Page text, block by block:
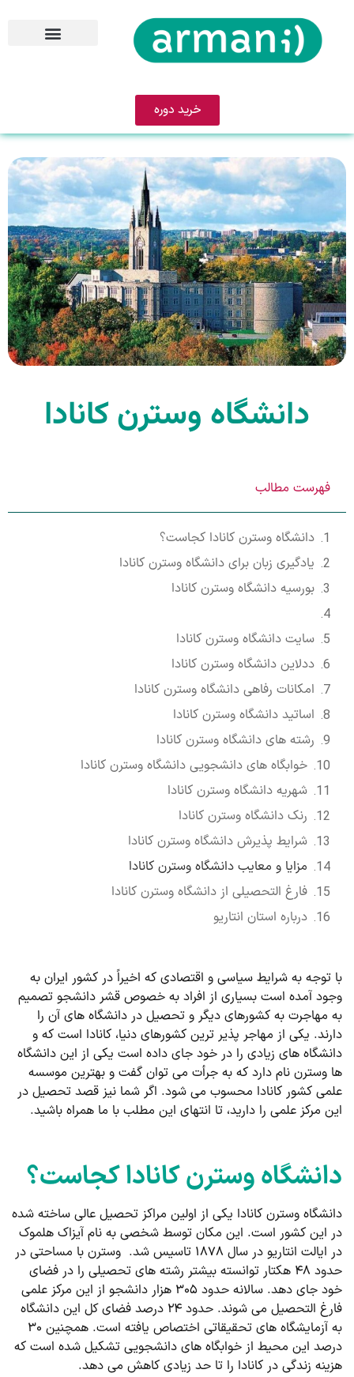
خرید دوره
دانشگاه وسترن کانادا
فهرست مطالب
دانشگاه وسترن کانادا کجاست؟
یادگیری زبان برای دانشگاه وسترن کانادا
بورسیه دانشگاه وسترن کانادا
سایت دانشگاه وسترن کانادا
ددلاین دانشگاه وسترن کانادا
امکانات رفاهی دانشگاه وسترن کانادا
اساتید دانشگاه وسترن کانادا
رشته های دانشگاه وسترن کانادا
خوابگاه های دانشجویی دانشگاه وسترن کانادا
شهریه دانشگاه وسترن کانادا
رنک دانشگاه وسترن کانادا
شرایط پذیرش دانشگاه وسترن کانادا
مزایا و معایب دانشگاه وسترن کانادا
فارغ التحصیلی از دانشگاه وسترن کانادا
درباره استان انتاریو
با توجه به شرایط سیاسی و اقتصادی که اخیراً در کشور ایران به
وجود آمده است بسیاری از افراد به خصوص قشر دانشجو تصمیم
به مهاجرت به کشورهای دیگر و تحصیل در دانشگاه های آن را
دارند. یکی از مهاجر پذیر ترین کشورهای دنیا، کانادا است که و
دانشگاه های زیادی را در خود جای داده است یکی از این دانشگاه
ها وسترن نام دارد که به جرأت می‌ توان گفت و بهترین موسسه
علمی کشور کانادا محسوب می شود. اگر شما نیز قصد تحصیل در
این مرکز علمی را دارید، تا انتهای این مطلب با ما همراه باشید.
دانشگاه وسترن کانادا کجاست؟
دانشگاه وسترن کانادا یکی از اولین مراکز تحصیل عالی ساخته شده
در این کشور است. این مکان توسط شخصی به نام آیزاک هلموک
در ایالت انتاریو در سال ۱۸۷۸ تاسیس شد. وسترن با مساحتی در
حدود ۴۸ هکتار توانسته بیشتر رشته های تحصیلی را در فضای
خود جای دهد. سالانه حدود ۳۰۵ هزار دانشجو از این مرکز علمی
فارغ‌ التحصیل می شوند. حدود ۲۴ درصد فضای کل این دانشگاه
به آزمایشگاه های تحقیقاتی اختصاص یافته است. همچنین ۳۰
درصد این محیط از خوابگاه های دانشجویی تشکیل شده است که
هزینه زندگی در کانادا را تا حد زیادی کاهش می دهد.